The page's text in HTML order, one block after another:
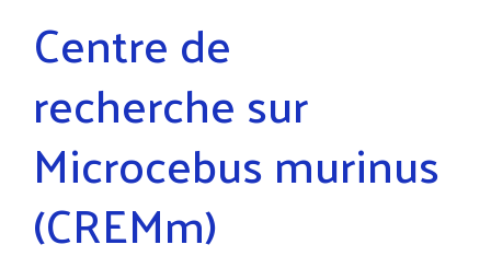
Centre de
recherche sur
Microcebus murinus
(CREMm)